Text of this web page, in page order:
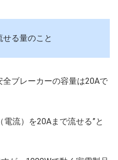
る量のこと
ブレーカーの容量は20Aで
流）を20Aまで流せる”と